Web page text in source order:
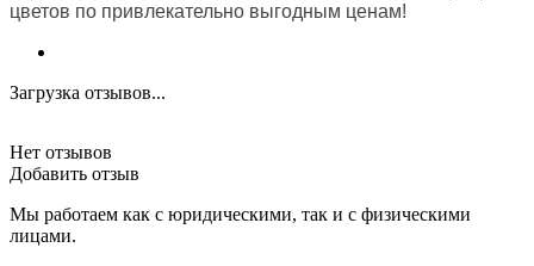
цветов по привлекательно выгодным ценам!
Загрузка отзывов...
Нет отзывов
Добавить отзыв
Мы работаем как с юридическими, так и с физическими
лицами.